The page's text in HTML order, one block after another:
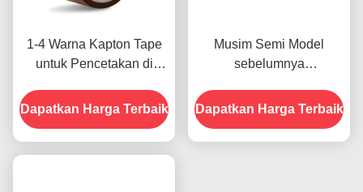
1-4 Warna Kapton Tape
untuk Pencetakan di
Dapatkan Harga Terbaik
Musim Semi Model
sebelumnya
Terhadap Kelembaban
2.5N/25mm
Dapatkan Harga Terbaik